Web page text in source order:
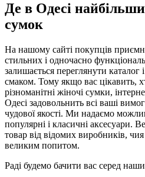
Де в Одесі
сумок
На нашому сайті покупців
стильних і одночасно
залишається переглянути каталог
смаком. Тому якщо вас цікавить,
різноманітні жіночі сумки,
Одесі задовольнить всі ваші
чудової якості. Ми надаємо
популярні і класичні аксесуари.
товар від відомих виробників,
великим попитом.
Раді будемо бачити вас серед